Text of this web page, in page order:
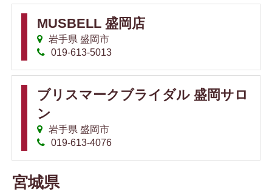
MUSBELL 盛岡店
岩手県 盛岡市
019-613-5013
ブリスマークブライダル 盛岡サロ
ン
岩手県 盛岡市
019-613-4076
宮城県